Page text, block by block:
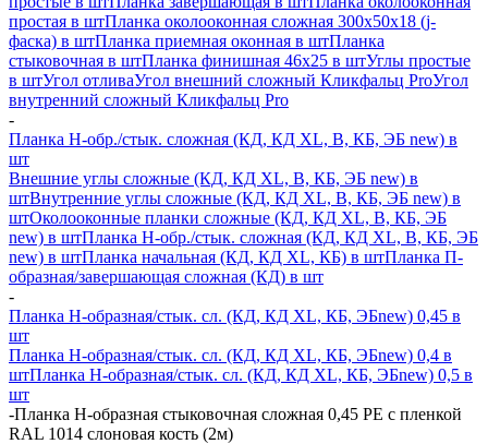
простая в штПланка околооконная сложная 300х50х18 (j-
фаска) в штПланка приемная оконная в штПланка
стыковочная в штПланка финишная 46х25 в штУглы простые
в штУгол отливаУгол внешний сложный Кликфальц ProУгол
внутренний сложный Кликфальц Pro
-
Планка H-обр./стык. сложная (КД, КД XL, В, КБ, ЭБ new) в
шт
Внешние углы сложные (КД, КД XL, В, КБ, ЭБ new) в
штВнутренние углы сложные (КД, КД XL, В, КБ, ЭБ new) в
штОколооконные планки сложные (КД, КД XL, В, КБ, ЭБ
new) в штПланка H-обр./стык. сложная (КД, КД XL, В, КБ, ЭБ
new) в штПланка начальная (КД, КД XL, КБ) в штПланка П-
образная/завершающая сложная (КД) в шт
-
Планка H-образная/стык. сл. (КД, КД XL, КБ, ЭБnew) 0,45 в
шт
Планка H-образная/стык. сл. (КД, КД XL, КБ, ЭБnew) 0,4 в
штПланка H-образная/стык. сл. (КД, КД XL, КБ, ЭБnew) 0,5 в
шт
-Планка Н-образная стыковочная сложная 0,45 PE с пленкой
RAL 1014 слоновая кость (2м)